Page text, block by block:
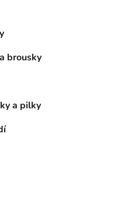
brousky
a pilky